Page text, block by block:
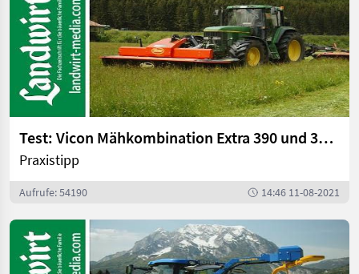
Test: Vicon Mähkombination Extra 390 und 332 XF | landwirt-media.com
Praxistipp
Aufrufe: 54190 14:46 11-08-2021